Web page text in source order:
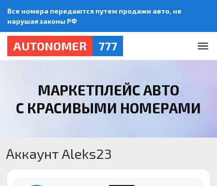
Все номера передаются путем продажи авто, не
нарушая законы РФ
AUTONOMER 777
МАРКЕТПЛЕЙС АВТО
С КРАСИВЫМИ НОМЕРАМИ
Аккаунт Aleks23